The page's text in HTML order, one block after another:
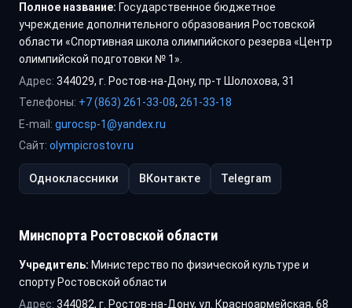
Полное название: Государственное бюджетное
учреждение дополнительного образования Ростовской
области «Спортивная школа олимпийского резерва «Центр
олимпийской подготовки № 1».
Адрес: 344029, г. Ростов-на-Дону, пр-т Шолохова, 31
Телефоны: +7 (863) 261-33-08, 261-33-18
E-mail: gurocsp-1@yandex.ru
Сайт: olympicrostov.ru
Одноклассники ВКонтакте Telegram
Минспорта Ростовской области
Учредитель: Министерство по физической культуре и
спорту Ростовской области
Адрес: 344082, г. Ростов-на-Дону, ул. Красноармейская, 68